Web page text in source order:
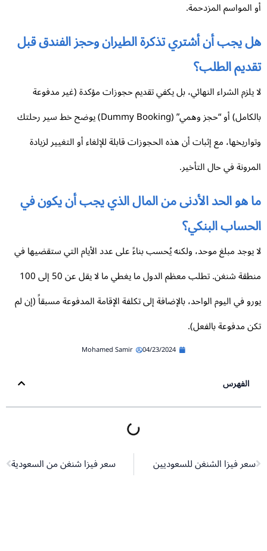
المواسم المزدحمة.
يجب أن أشتري تذكرة الطيران وحجز الفندق قبل
الطلب؟
يلزم الشراء النهائي، بل يكفي تقديم حجوزات مؤكدة (غير مدفوعة
بالكامل) أو “حجز وهمي” (Dummy Booking) يوضح خط سير رحلتك
مع إثبات أن هذه الحجوزات قابلة للإلغاء أو التغيير لزيادة
في حال التأخير.
هو الحد الأدنى من المال الذي يجب أن يكون في
البنكي؟
يوجد مبلغ موحد، ولكنه يُحسب بناءً على عدد الأيام التي ستقضيها في
منطقة شنغن. تطلب معظم الدول ما يغطي ما لا يقل عن 50 إلى 100
في اليوم الواحد، بالإضافة إلى تكلفة الإقامة المدفوعة مسبقاً (إن لم
مدفوعة بالفعل).
04/23/2024
Mohamed Samir
الفهرس
سعر فيزا الشنغن للسعوديين سعر فيزا شنغن من السعودية